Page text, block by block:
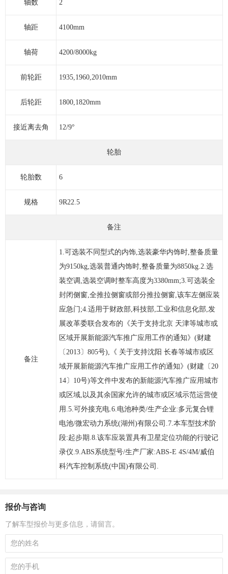
轴数 2
轴距 4100mm
轴荷 4200/8000kg
前轮距 1935,1960,2010mm
后轮距 1800,1820mm
接近离去角 12/9°
轮胎
轮胎数 6
规格 9R22.5
备注
备注
1.可选装不同型式的内饰,选装豪华内饰时,整备质量
为9150kg,选装普通内饰时,整备质量为8850kg.2.选
装空调,选装空调时整车高度为3380mm;3.可选装全
封闭侧窗,全推拉侧窗或部分推拉侧窗,该车左侧应装
应急门;4.适用于财政部,科技部,工业和信息化部,发
展改革委联合发布的《关于支持北京 天津等城市或
区域开展新能源汽车推广应用工作的通知》(财建
〔2013〕805号),《 关于支持沈阳 长春等城市或区
域开展新能源汽车推广应用工作的通知》(财建〔20
14〕10号)等文件中发布的新能源汽车推广应用城市
或区域,以及其余国家允许的城市或区域示范运营使
用.5.可外接充电.6.电池种类/生产企业:多元复合锂
电池/微宏动力系统(湖州)有限公司.7.本车型技术阶
段:起步期.8.该车应装置具有卫星定位功能的行驶记
录仪.9.ABS系统型号/生产厂家:ABS-E 4S/4M/威伯
科汽车控制系统(中国)有限公司.
报价与咨询
了解车型报价与更多信息，请留言。